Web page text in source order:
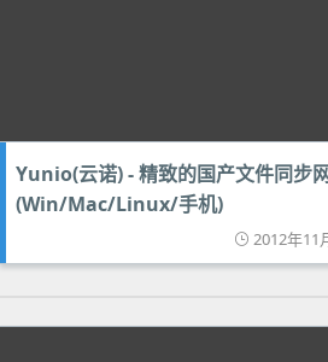
Yunio(云诺) - 精致的国产文件同步
(Win/Mac/Linux/手机)
2012年11